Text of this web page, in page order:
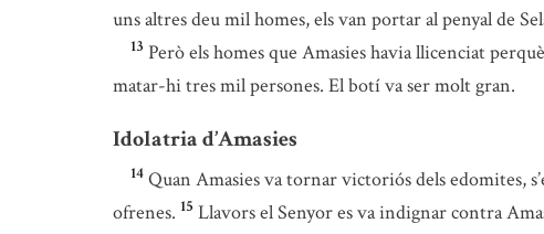
uns altres deu mil homes, els van portar al penyal de
13 Però els homes que Amasies havia llicenciat
matar-hi tres mil persones. El botí va ser molt gran.
Idolatria d’Amasies
14 Quan Amasies va tornar victoriós dels edomites,
ofrenes. 15 Llavors el Senyor es va indignar contra